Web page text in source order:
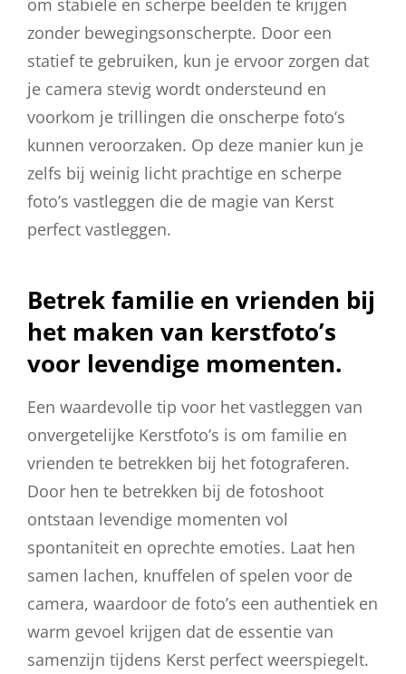
zonder bewegingsonscherpte. Door een
statief te gebruiken, kun je ervoor zorgen dat
je camera stevig wordt ondersteund en
voorkom je trillingen die onscherpe foto’s
kunnen veroorzaken. Op deze manier kun je
zelfs bij weinig licht prachtige en scherpe
foto’s vastleggen die de magie van Kerst
perfect vastleggen.
Betrek familie en vrienden bij
het maken van kerstfoto’s
voor levendige momenten.
Een waardevolle tip voor het vastleggen van
onvergetelijke Kerstfoto’s is om familie en
vrienden te betrekken bij het fotograferen.
Door hen te betrekken bij de fotoshoot
ontstaan levendige momenten vol
spontaniteit en oprechte emoties. Laat hen
samen lachen, knuffelen of spelen voor de
camera, waardoor de foto’s een authentiek en
warm gevoel krijgen dat de essentie van
samenzijn tijdens Kerst perfect weerspiegelt.